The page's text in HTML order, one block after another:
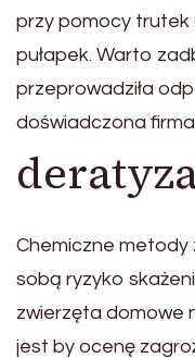
przy pomocy trutek
pułapek. Warto
przeprowadziła
doświadczona
Chemiczne metody
sobą ryzyko
zwierzęta domowe
jest by ocenę